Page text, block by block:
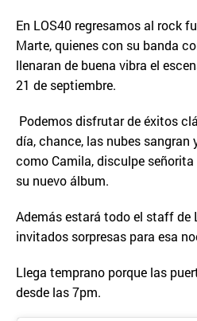
En LOS40 regresamos al rock
Marte, quienes con su banda
llenaran de buena vibra el
21 de septiembre.
Podemos disfrutar de éxitos
día, chance, las nubes sangran
como Camila, disculpe
su nuevo álbum.
Además estará todo el staff de
invitados sorpresas para esa
Llega temprano porque las
desde las 7pm.